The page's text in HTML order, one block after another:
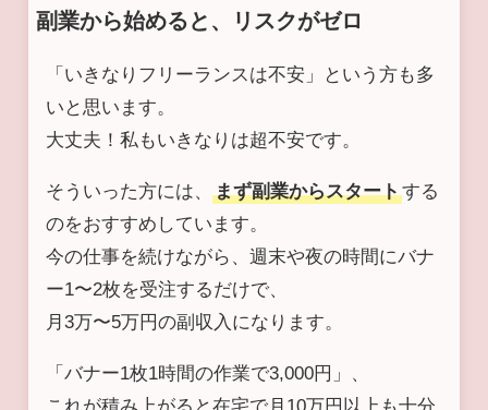
副業から始めると、リスクがゼロ
「いきなりフリーランスは不安」という方も多
いと思います。
大丈夫！私もいきなりは超不安です。
そういった方には、 まず副業からスタートする
のをおすすめしています。
今の仕事を続けながら、週末や夜の時間にバナ
ー1〜2枚を受注するだけで、
月3万〜5万円の副収入になります。
「バナー1枚1時間の作業で3,000円」、